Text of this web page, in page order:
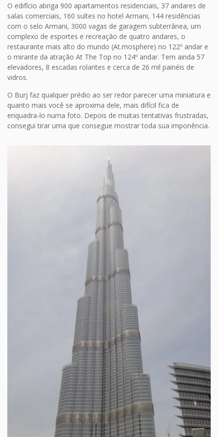
O edifício abriga 900 apartamentos residenciais, 37 andares de
salas comerciais, 160 suítes no hotel Armani, 144 residências
com o selo Armani, 3000 vagas de garagem subterrânea, um
complexo de esportes e recreação de quatro andares, o
restaurante mais alto do mundo (At.mosphere) no 122º andar e
o mirante da atração At The Top no 124º andar. Tem ainda 57
elevadores, 8 escadas rolantes e cerca de 26 mil painéis de
vidros.
O Burj faz qualquer prédio ao ser redor parecer uma miniatura e
quanto mais você se aproxima dele, mais difícil fica de
enquadra-lo numa foto. Depois de muitas tentativas frustradas,
consegui tirar uma que consegue mostrar toda sua imponência.